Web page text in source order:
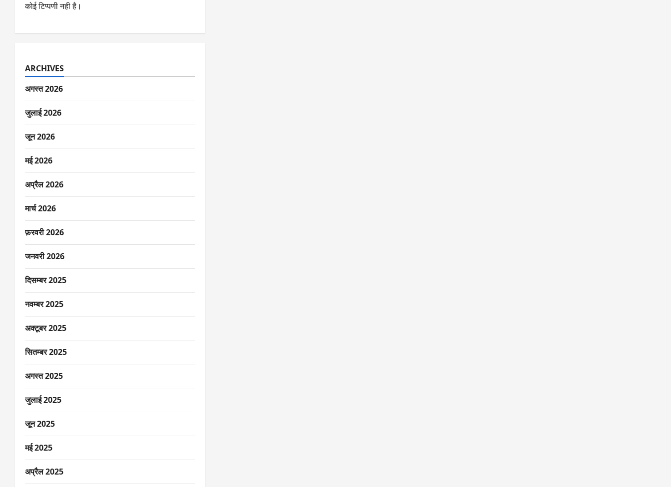
कोई टिप्पणी नही है।
ARCHIVES
अगस्त 2026
जुलाई 2026
जून 2026
मई 2026
अप्रैल 2026
मार्च 2026
फ़रवरी 2026
जनवरी 2026
दिसम्बर 2025
नवम्बर 2025
अक्टूबर 2025
सितम्बर 2025
अगस्त 2025
जुलाई 2025
जून 2025
मई 2025
अप्रैल 2025